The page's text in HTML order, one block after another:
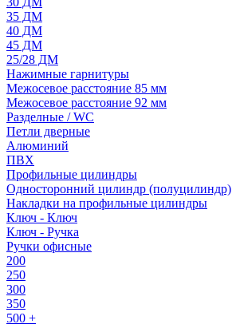
35 ДМ
40 ДМ
45 ДМ
25/28 ДМ
Нажимные гарнитуры
Межосевое расстояние 85 мм
Межосевое расстояние 92 мм
Разделные / WC
Петли дверные
Алюминий
ПВХ
Профильные цилиндры
Односторонний цилиндр (полуцилиндр)
Накладки на профильные цилиндры
Ключ - Ключ
Ключ - Ручка
Ручки офисные
200
250
300
350
500 +